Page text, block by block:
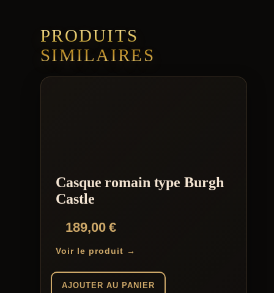
PRODUITS
SIMILAIRES
Casque romain type Burgh
Castle
189,00€
Voir le produit →
AJOUTER AU PANIER